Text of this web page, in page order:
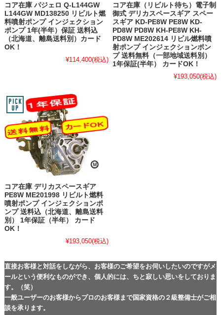
コア在庫 パジェロ Q-L144GW
L144GW MD138250 リビルト燃
料噴射ポンプ インジェクション
ポンプ 1年(半年）保証 送料込
（北海道、離島送料別）カード
OK！
¥114,400(税込)
コア在庫（リビルト待ち）電子制
御式 デリカスペースギア スペー
スギア KD-PE8W PE8W KD-
PD8W PD8W KH-PE8W KH-
PD8W ME202614 リビル燃料噴
射ポンプ インジェクションポン
プ 送料無料（一部地域送料別）
1年保証(半年） カードOK！
¥193,050(税込)
コア在庫 デリカスペースギア
PE8W ME201998 リビルト燃料
噴射ポンプ インジェクションポ
ンプ 送料込（北海道、離島送料
別） 1年保証（半年） カード
OK！
¥193,050(税込)
直接お客様と対話をしながら、お客様のご希望をお伺いしたいのですがメ
ールという便利なものができ、個人的には、ちと寂しい思いをしておりま
す。（笑）
一般ユーザーのお客様からプロのお客様まで国家資格の２級整備士がご相
談を承ります。